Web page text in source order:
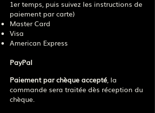
1er temps, puis suivez les instructions de
paiement par carte)
Master Card
Visa
American Express
PayPal
Paiement par chèque accepté, la
commande sera traitée dès réception du
chèque.